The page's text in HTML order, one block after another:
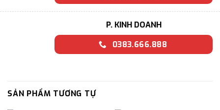
P. KINH DOANH
0383.666.888
SẢN PHẨM TƯƠNG TỰ